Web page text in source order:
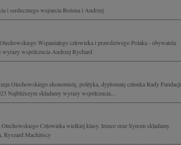
i serdecznego wsparcia Bożena i Andrzej
Wspaniałego człowieka i prawdziwego Polaka - obywatela
współczucia Andrzej Rychard
Olechowskiego ekonomistę, polityka, dyplomatę członka Rady Fundacji
Najbliższym składamy wyrazy współczucia...
Człowieka wielkiej klasy. Irence oraz Synom składamy
Ryszard Machińscy